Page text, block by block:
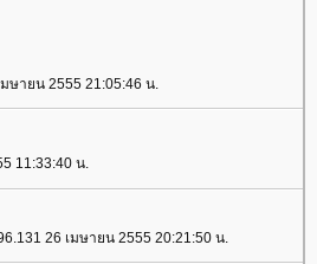
ษายน 2555 21:05:46 น.
11:33:40 น.
26 เมษายน 2555 20:21:50 น.